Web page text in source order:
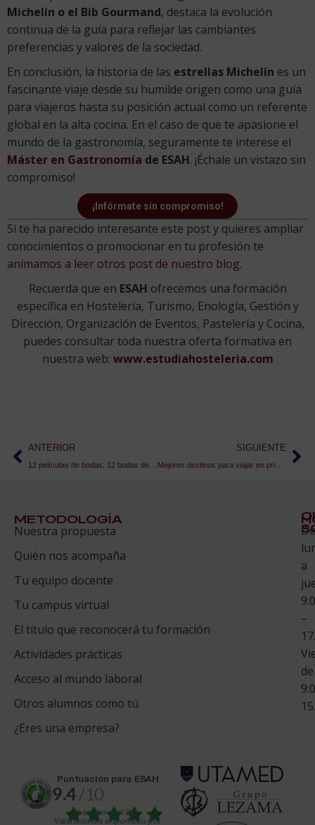
Michelín o el Bib Gourmand, destaca la evolución
continua de la guía para reflejar las cambiantes
preferencias y valores de la sociedad.
En conclusión, la historia de las estrellas Michelín es un
fascinante viaje desde su humilde origen como una guía
para viajeros hasta su posición actual como un referente
global en la alta cocina. En el caso de que te apasione el
mundo de la gastronomía, seguramente te interese el
Máster en Gastronomía de ESAH. ¡Échale un vistazo sin
compromiso!
¡Infórmate sin compromiso!
Si te ha parecido interesante este post y quieres ampliar
conocimientos o promocionar en tu profesión te
animamos a leer otros post de nuestro blog.
Recuerda que en ESAH ofrecemos una formación
específica en Hostelería, Turismo, Enología, Gestión y
Dirección, Organización de Eventos, Pastelería y Cocina,
puedes consultar toda nuestra oferta formativa en
nuestra web: www.estudiahosteleria.com
ANTERIOR SIGUIENTE
Mejores destinos para viajar en primavera
METODOLOGÍA
Nuestra propuesta
Quién nos acompaña
Tu equipo docente
Tu campus virtual
El título que reconocerá tu formación
Actividades prácticas
Acceso al mundo laboral
Otros alumnos como tú
¿Eres una empresa?
Te
De
a
–
de
puntuación para ESAH
9.4/10
basado en1331
Valoraciones soportado por